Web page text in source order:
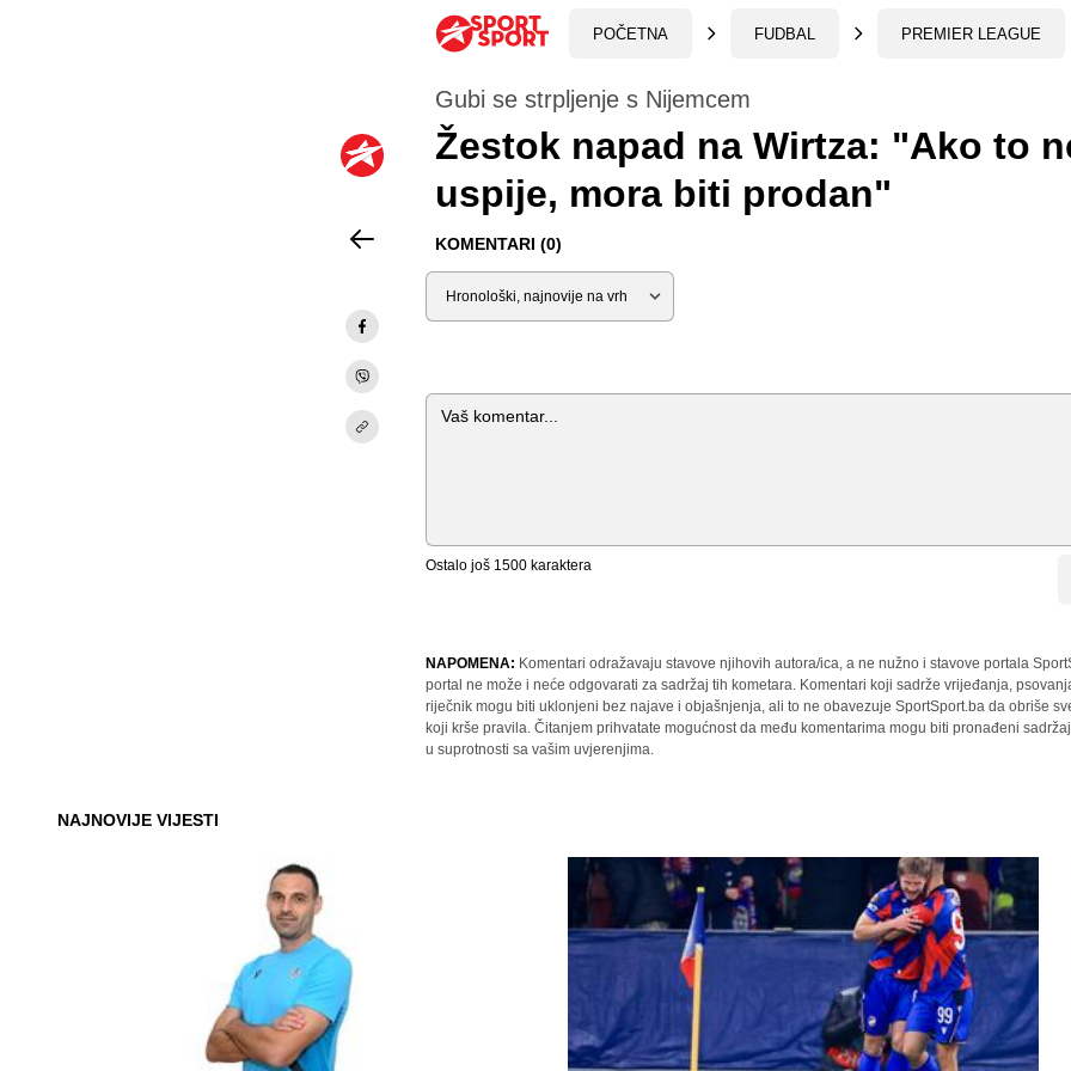
POČETNA FUDBAL PREMIER LEAGUE
Gubi se strpljenje s Nijemcem
Žestok napad na Wirtza: "Ako to
uspije, mora biti prodan"
KOMENTARI (0)
Sortiraj
Komentar
Ostalo još 1500 karaktera
NAPOMENA: Komentari odražavaju stavove njihovih autora/ica, a ne nužno i stavove portala
portal ne može i neće odgovarati za sadržaj tih kometara. Komentari koji sadrže vrijeđanja,
riječnik mogu biti uklonjeni bez najave i objašnjenja, ali to ne obavezuje SportSport.ba da obriše
koji krše pravila. Čitanjem prihvatate mogućnost da među komentarima mogu biti pronađeni
u suprotnosti sa vašim uvjerenjima.
NAJNOVIJE VIJESTI